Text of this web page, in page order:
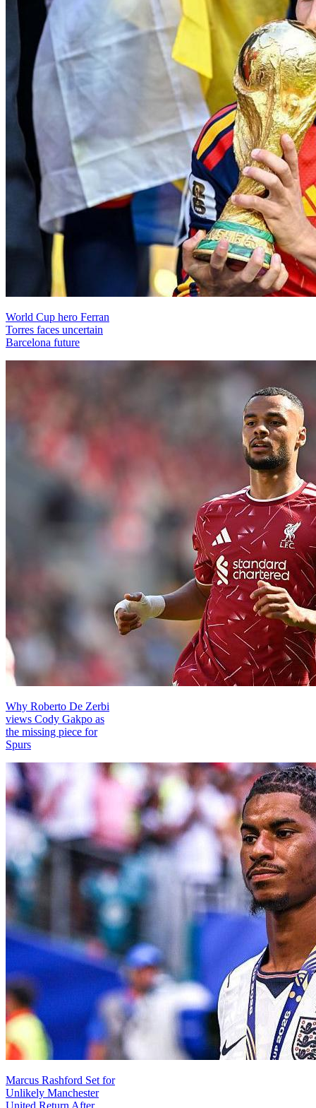
World Cup hero Ferran
Torres faces uncertain
Barcelona future
Why Roberto De Zerbi
views Cody Gakpo as
the missing piece for
Spurs
Marcus Rashford Set for
Unlikely Manchester
United Return After